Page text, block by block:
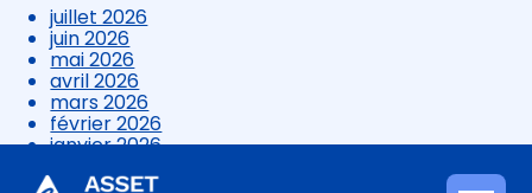
juillet 2026
juin 2026
mai 2026
avril 2026
mars 2026
février 2026
janvier 2026
novembre 2025